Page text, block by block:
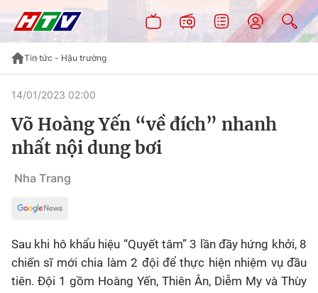
Tin tức - Hậu trường
14/01/2023 02:00
Võ Hoàng Yến “về đích” nhanh
nhất nội dung bơi
Nha Trang
Sau khi hô khẩu hiệu “Quyết tâm” 3 lần đầy hứng khởi, 8
chiến sĩ mới chia làm 2 đội để thực hiện nhiệm vụ đầu
tiên. Đội 1 gồm Hoàng Yến, Thiên Ân, Diễm My và Thùy